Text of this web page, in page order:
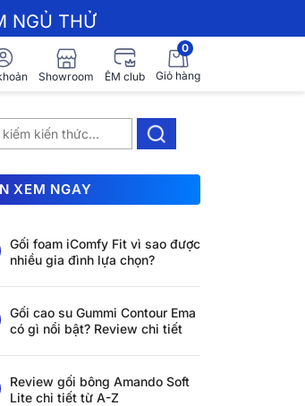
NGỦ THỬ
Showroom ÊM club
0
Giỏ hàng
XEM NGAY
Gối foam iComfy Fit vì sao được
nhiều gia đình lựa chọn?
Gối cao su Gummi Contour Ema
có gì nổi bật? Review chi tiết
Review gối bông Amando Soft
Lite chi tiết từ A-Z